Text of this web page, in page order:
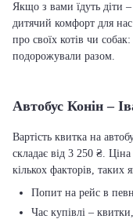
Якщо з вами їдуть діти –
дитячий комфорт для нас
про своїх котів чи
подорожували разом.
Автобус Конін –
Вартість квитка на
складає від 3 250 ₴.
кількох факторів, таких
Попит на рейс в
Час купівлі –